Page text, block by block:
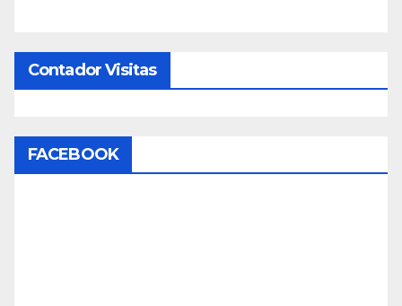
Contador Visitas
FACEBOOK